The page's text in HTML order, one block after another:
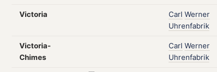
Victoria Carl Werner
Uhrenfabrik
Victoria-
Chimes
Carl Werner
Uhrenfabrik